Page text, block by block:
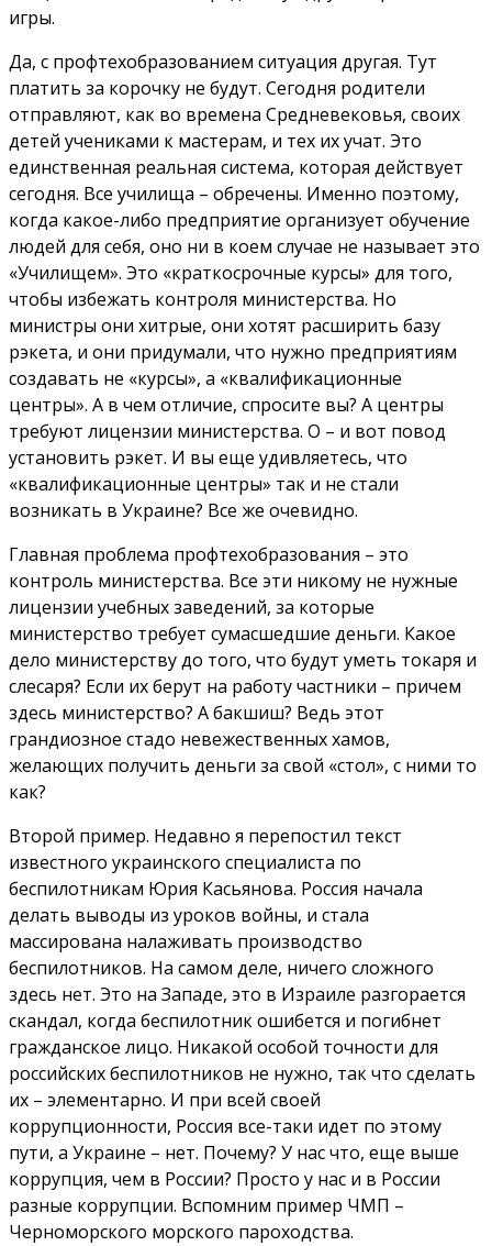
игры.
Да, с профтехобразованием ситуация другая. Тут
платить за корочку не будут. Сегодня родители
отправляют, как во времена Средневековья, своих
детей учениками к мастерам, и тех их учат. Это
единственная реальная система, которая действует
сегодня. Все училища – обречены. Именно поэтому,
когда какое-либо предприятие организует обучение
людей для себя, оно ни в коем случае не называет это
«Училищем». Это «краткосрочные курсы» для того,
чтобы избежать контроля министерства. Но
министры они хитрые, они хотят расширить базу
рэкета, и они придумали, что нужно предприятиям
создавать не «курсы», а «квалификационные
центры». А в чем отличие, спросите вы? А центры
требуют лицензии министерства. О – и вот повод
установить рэкет. И вы еще удивляетесь, что
«квалификационные центры» так и не стали
возникать в Украине? Все же очевидно.
Главная проблема профтехобразования – это
контроль министерства. Все эти никому не нужные
лицензии учебных заведений, за которые
министерство требует сумасшедшие деньги. Какое
дело министерству до того, что будут уметь токаря и
слесаря? Если их берут на работу частники – причем
здесь министерство? А бакшиш? Ведь этот
грандиозное стадо невежественных хамов,
желающих получить деньги за свой «стол», с ними то
как?
Второй пример. Недавно я перепостил текст
известного украинского специалиста по
беспилотникам Юрия Касьянова. Россия начала
делать выводы из уроков войны, и стала
массирована налаживать производство
беспилотников. На самом деле, ничего сложного
здесь нет. Это на Западе, это в Израиле разгорается
скандал, когда беспилотник ошибется и погибнет
гражданское лицо. Никакой особой точности для
российских беспилотников не нужно, так что сделать
их – элементарно. И при всей своей
коррупционности, Россия все-таки идет по этому
пути, а Украине – нет. Почему? У нас что, еще выше
коррупция, чем в России? Просто у нас и в России
разные коррупции. Вспомним пример ЧМП –
Черноморского морского пароходства.